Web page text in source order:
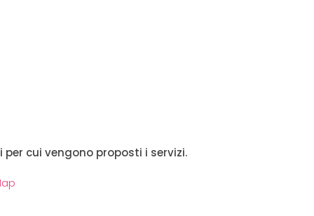
cui vengono proposti i servizi.